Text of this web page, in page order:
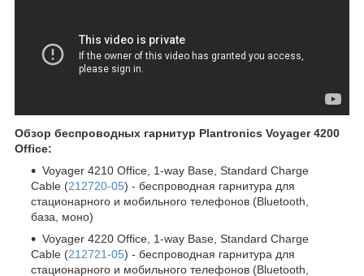
Обзор беспроводных гарнитур Plantronics Voyager 4200
Office:
Voyager 4210 Office, 1-way Base, Standard Charge
Cable (212720-05) - беспроводная гарнитура для
стационарного и мобильного телефонов (Bluetooth,
база, моно)
Voyager 4220 Office, 1-way Base, Standard Charge
Cable (212721-05) - беспроводная гарнитура для
стационарного и мобильного телефонов (Bluetooth,